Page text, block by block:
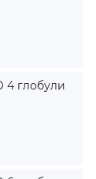
4 глобули